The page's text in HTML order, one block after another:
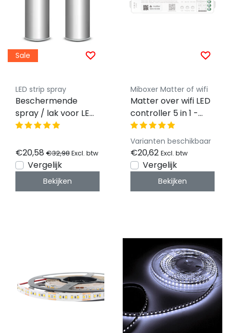
Sale
LED strip spray
Beschermende
spray / lak voor LED
profielen & LED
€20,58 €32,98Excl. btw
Vergelijk
Bekijken
Miboxer Matter of wifi
Matter over wifi LED
controller 5 in 1 -
voor Single
Color/Dual
White/RGB/RGBW/
LED strips 12-24-48v
- ML5
Varianten beschikbaar
€20,62 Excl. btw
Vergelijk
Bekijken